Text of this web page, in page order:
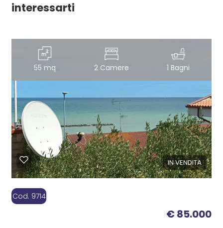
interessarti
55 mq 2 Camere 1 Bagni
IN VENDITA
Cod. 9714
€ 85.000